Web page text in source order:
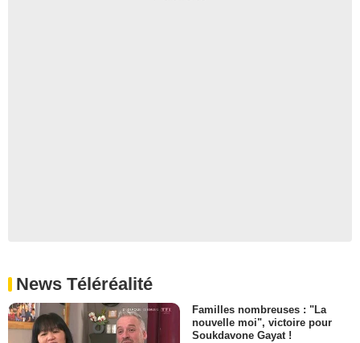
News Téléréalité
Familles nombreuses : "La
nouvelle moi", victoire pour
Soukdavone Gayat !